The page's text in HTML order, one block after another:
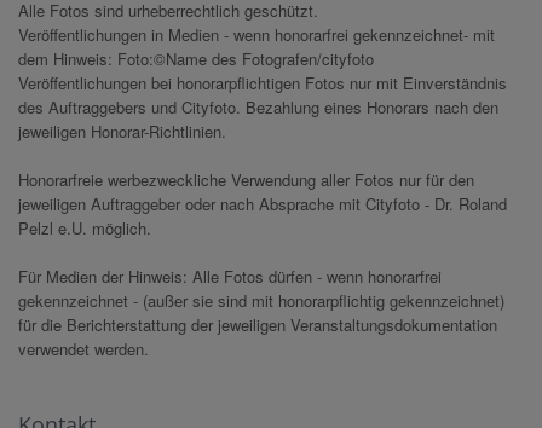
Alle Fotos sind urheberrechtlich geschützt.
Veröffentlichungen in Medien - wenn honorarfrei gekennzeichnet- mit
dem Hinweis: Foto:©Name des Fotografen/cityfoto
Veröffentlichungen bei honorarpflichtigen Fotos nur mit Einverständnis
des Auftraggebers und Cityfoto. Bezahlung eines Honorars nach den
jeweiligen Honorar-Richtlinien.
Honorarfreie werbezweckliche Verwendung aller Fotos nur für den
jeweiligen Auftraggeber oder nach Absprache mit Cityfoto - Dr. Roland
Pelzl e.U. möglich.
Für Medien der Hinweis: Alle Fotos dürfen - wenn honorarfrei
gekennzeichnet - (außer sie sind mit honorarpflichtig gekennzeichnet)
für die Berichterstattung der jeweiligen Veranstaltungsdokumentation
verwendet werden.